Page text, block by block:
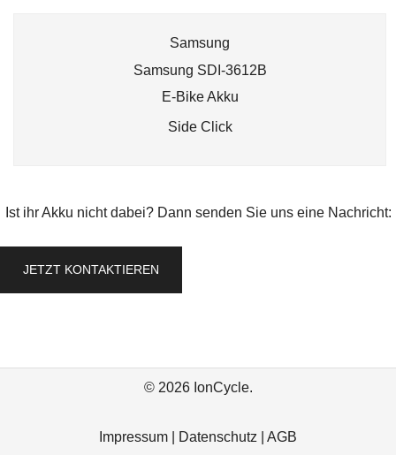
Samsung
Samsung SDI-3612B
E-Bike Akku
Side Click
Ist ihr Akku nicht dabei? Dann senden Sie uns eine Nachricht:
JETZT KONTAKTIEREN
© 2026 IonCycle.
Impressum Datenschutz AGB